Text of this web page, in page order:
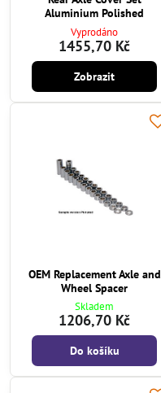
Aluminium Polished
Vyprodáno
1455,70 Kč
Zobrazit
OEM Replacement Axle and
Wheel Spacer
Skladem
1206,70 Kč
Do košíku